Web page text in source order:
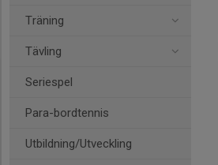
Träning
Tävling
Seriespel
Para-bordtennis
Utbildning/Utveckling